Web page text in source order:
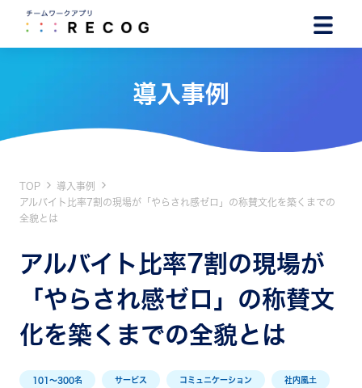
導入事例
TOP
導入事例
アルバイト比率7割の現場が「やらされ感ゼロ」の称賛文化を築くまでの
全貌とは
アルバイト比率7割の現場が
「やらされ感ゼロ」の称賛文
化を築くまでの全貌とは
101〜300名 サービス コミュニケーション 社内風土